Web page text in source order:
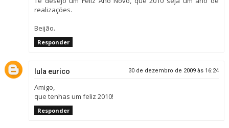
realizações.
Beijão.
Responder
lula eurico 30 de dezembro de 2009 às 16:24
Amigo,
que tenhas um feliz 2010!
Responder